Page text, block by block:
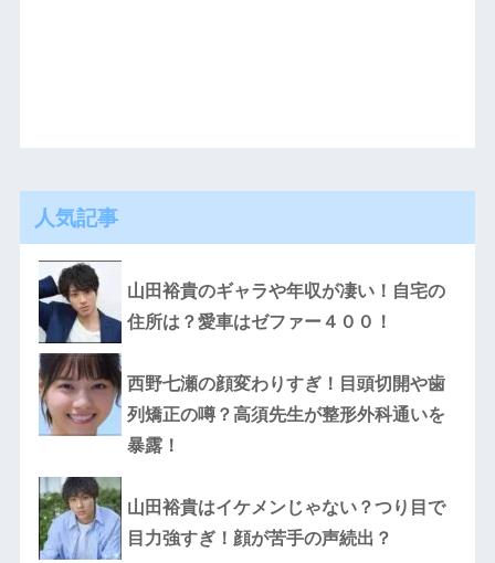
人気記事
山田裕貴のギャラや年収が凄い！自宅の
住所は？愛車はゼファー４００！
西野七瀬の顔変わりすぎ！目頭切開や歯
列矯正の噂？高須先生が整形外科通いを
暴露！
山田裕貴はイケメンじゃない？つり目で
目力強すぎ！顔が苦手の声続出？